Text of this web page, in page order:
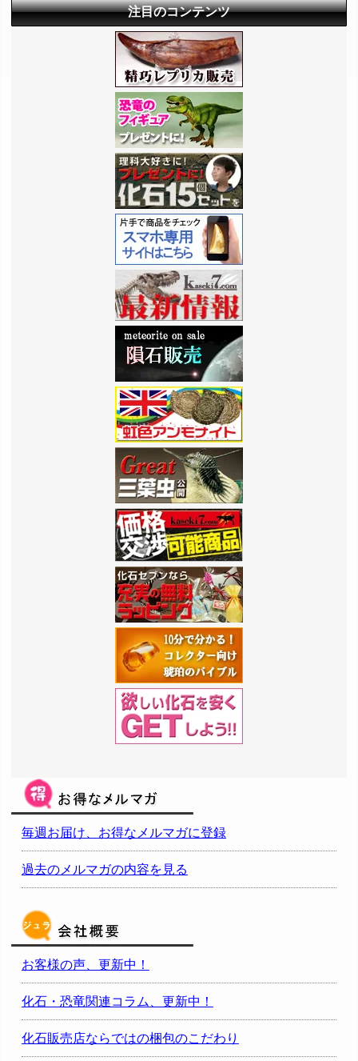
注目のコンテンツ
毎週お届け、お得なメルマガに登録
過去のメルマガの内容を見る
お客様の声、更新中！
化石・恐竜関連コラム、更新中！
化石販売店ならではの梱包のこだわり